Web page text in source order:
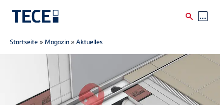
Direkt zum Inhalt
Breadcrumb
Startseite »Magazin »Aktuelles